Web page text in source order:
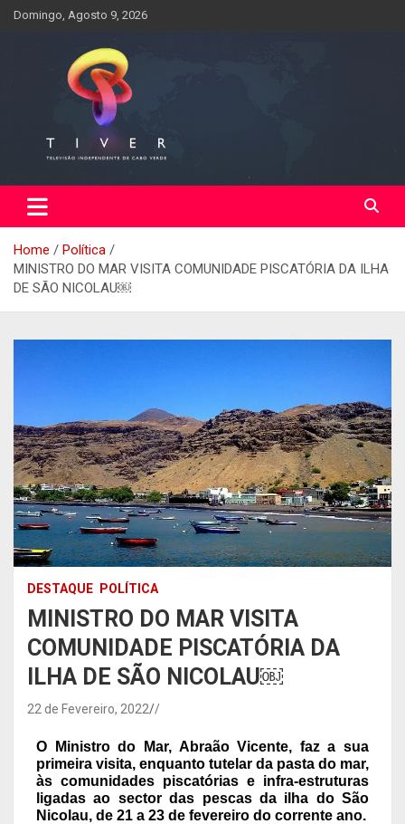
Domingo, Agosto 9, 2026
Home
Política
MINISTRO DO MAR VISITA COMUNIDADE PISCATÓRIA DA ILHA
DE SÃO NICOLAU￼
DESTAQUE POLÍTICA
MINISTRO DO MAR VISITA
COMUNIDADE PISCATÓRIA DA
ILHA DE SÃO NICOLAU￼
22 de Fevereiro, 2022 /
O Ministro do Mar, Abraão Vicente, faz a sua
primeira visita, enquanto tutelar da pasta do mar,
às comunidades piscatórias e infra-estruturas
ligadas ao sector das pescas da ilha do São
Nicolau, de 21 a 23 de fevereiro do corrente ano.